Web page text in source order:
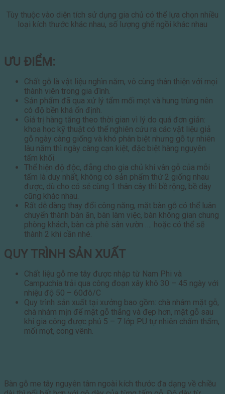
Tùy thuộc vào diện tích sử dụng gia chủ có thể lựa chọn nhiều
loại kích thước khác nhau, số lượng ghế ngồi khác nhau
ƯU ĐIỂM:
Chất gỗ là vật liệu nghìn năm, vô cùng thân thiện với mọi
thành viên trong gia đình.
Sản phẩm đã qua xử lý tẩm mối mọt và hung trùng nên
có độ bền khá ổn định.
Giá trị hàng tăng theo thời gian vì lý do quá đơn giản:
khoa học kỹ thuật có thể nghiên cứu ra các vật liệu giả
gỗ ngày càng giống và khó phân biệt nhưng gỗ tự nhiên
lâu năm thì ngày càng cạn kiệt, đặc biệt hàng nguyên
tấm khối.
Thể hiện độ độc, đẳng cho gia chủ khi vân gỗ của mỗi
tấm là duy nhất, không có sản phẩm thứ 2 giống nhau
được, dù cho có sẻ cùng 1 thân cây thì bề rộng, bề dày
cũng khác nhau.
Rất dễ dàng thay đổi công năng, mặt bàn gỗ có thể luân
chuyển thành bàn ăn, bàn làm việc, bàn không gian chung
phòng khách, bàn cà phê sân vườn …. hoặc có thể sẽ
thành 2 khi cần nhé.
QUY TRÌNH SẢN XUẤT
Chất liệu gỗ me tây được nhập từ Nam Phi và
Campuchia trải qua công đoạn xây khô 30 – 45 ngày với
nhiệu độ 50 – 60đô/C
Quy trình sản xuất tại xưởng bao gồm: chà nhám mặt gỗ,
chà nhám mịn để mặt gỗ thẳng và đẹp hơn, mặt gỗ sau
khi gia công được phủ 5 – 7 lớp PU tự nhiên chấm thấm,
mối mọt, cong vênh.
Bàn gỗ me tây nguyên tâm ngoài kích thước đa dạng về chiều